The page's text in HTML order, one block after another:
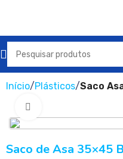
Início Plásticos Saco
Saco de Asa 35×45